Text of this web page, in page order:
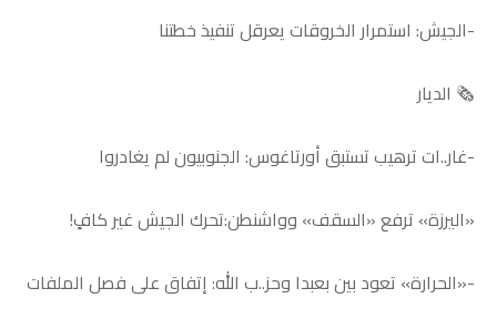
-الجيش: استمرار الخروقات يعرقل تنفيذ خطتنا
🗞️ الديار
-غار..ات ترهيب تستبق أورتاغوس: الجنوبيون لم يغادروا
«اليرزة» ترفع «السقف» وواشنطن:تحرك الجيش غير كافٍ!
-«الحرارة» تعود بين بعبدا وحز..ب الله: إتفاق على فصل الملفات